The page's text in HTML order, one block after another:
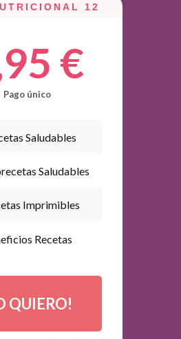
12
€
Pago único
Saludables
Saludables
Imprimibles
Recetas
QUIERO!